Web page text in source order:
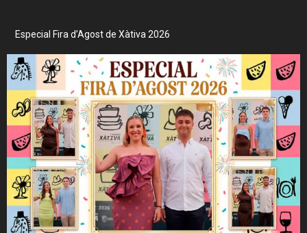
Especial Fira d’Agost de Xàtiva 2026